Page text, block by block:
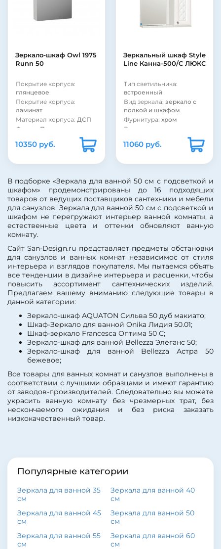
нет
Покрытие фасада:
глянцевое
пленка
Материал корпуса:
Материал фасада: МДФ
Зеркало-шкаф Owl 1975
Runn 50
Покрытие корпуса:
глянцевое
Покрытие корпуса:
ламинат
Материал корпуса: ДСП
Форма:
Прямоугольная
современный
Полка: нет
Страна: Россия
Тип лампы:
светодиодная
Тип выключателя: без
выключателя
Тип светильника:
встроенный
Вид зеркала: зеркало-
шкаф
Фурнитура: без ручек
Рама: нет
10350 руб.
Зеркальный шкаф Style
Line Канна-500/С ЛЮКС
Тип светильника:
встроенный
Вид зеркала: зеркало с
полкой и шкафом
Фурнитура: хром
Рама:
пленка
глянцевое
электровыключатель
Тип лампы: галогенная
Страна: Россия
Цвет: белый
Подсветка: есть
Шкаф: есть
Стиль: современный
Форма: Прямоугольная
Материал корпуса: ДСП
Материал фасада: МДФ
Покрытие корпуса:
пленка
ламинат
Покрытие корпуса:
глянцевое
11060 руб.
В подборке «Зеркала для ванной 50 см с подсветкой и
шкафом» продемонстрированы до 16 подходящих
товаров от ведущих поставщиков сантехники и мебели
для санузлов. Зеркала для ванной 50 см с подсветкой и
шкафом не перегружают интерьер ванной комнаты, а
естественные цвета и оттенки обновляют ванную
комнату.
Сайт San-Design.ru представляет предметы обстановки
для санузлов и ванных комнат независимос от стиля
интерьера и взглядов покупателя. Мы пытаемся объять
все тенденции в дизайне интерьера и расценки, чтобы
повысить ассортимент сантехнических изделий.
Предлагаем вашему вниманию следующие товары в
данной категории:
Зеркало-шкаф AQUATON Сильва 50 дуб макиато;
Шкаф-Зеркало для ванной Onika Лидия 50.01;
Шкаф-зеркало Francesca Оптима 50 С;
Зеркало-шкаф для ванной Bellezza Элеганс 50;
Зеркало-шкаф для ванной Bellezza Астра 50
бежевое;
Все товары для ванных комнат и санузлов выполнены в
соответствии с лучшими образцами и имеют гарантию
от заводов-производителей. Следовательно вы можете
украсить ванную комнату без чрезмерных трат, без
нескончаемого ожидания и без риска заказать
низкокачественный товар.
Популярные категории
Зеркала для ванной 35
см
Зеркала для ванной 40
см
Зеркала для ванной 45
см
Зеркала для ванной 50
см
Зеркала для ванной 55
см
Зеркала для ванной 60
см